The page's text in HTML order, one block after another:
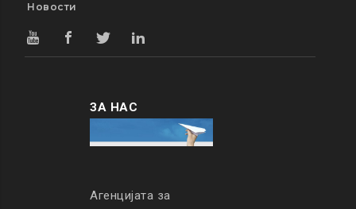
Новости
ЗА НАС
Агенцијата за